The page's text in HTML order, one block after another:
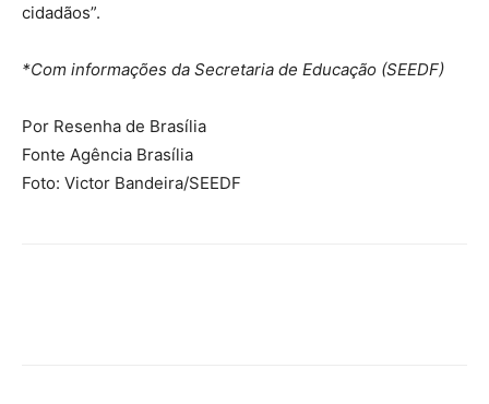
cidadãos”.
*Com informações da Secretaria de Educação (SEEDF)
Por Resenha de Brasília
Fonte Agência Brasília
Foto: Victor Bandeira/SEEDF